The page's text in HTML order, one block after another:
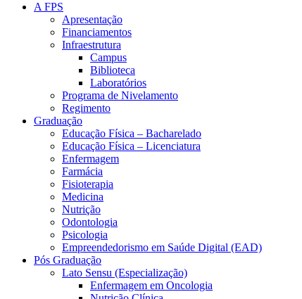
A FPS
Apresentação
Financiamentos
Infraestrutura
Campus
Biblioteca
Laboratórios
Programa de Nivelamento
Regimento
Graduação
Educação Física – Bacharelado
Educação Física – Licenciatura
Enfermagem
Farmácia
Fisioterapia
Medicina
Nutrição
Odontologia
Psicologia
Empreendedorismo em Saúde Digital (EAD)
Pós Graduação
Lato Sensu (Especialização)
Enfermagem em Oncologia